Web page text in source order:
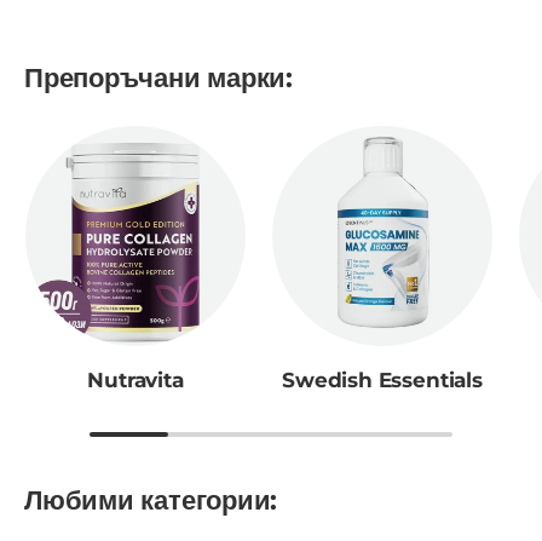
Препоръчани марки:
Nutravita Swedish Essentials
Любими категории: